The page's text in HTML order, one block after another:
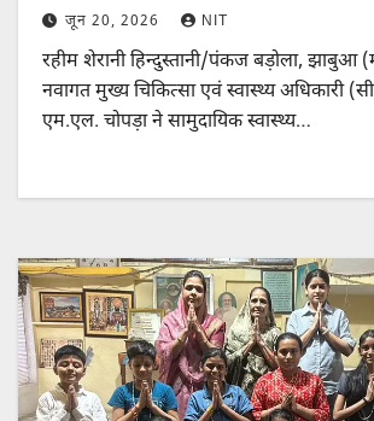
जून 20, 2026 NIT
रहीम शेरानी हिन्दुस्तानी/पंकज बड़ोला, झाबुआ
नवागत मुख्य चिकित्सा एवं स्वास्थ्य अधिकारी
एम.एल. चोपड़ा ने सामुदायिक स्वास्थ्य…